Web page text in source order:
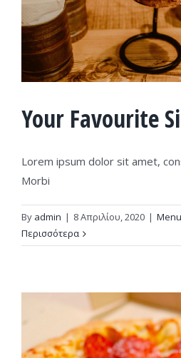
Your Favourite
Lorem ipsum dolor sit amet,
Morbi
By admin | 8 Απριλίου, 2020 | Menu
Περισσότερα